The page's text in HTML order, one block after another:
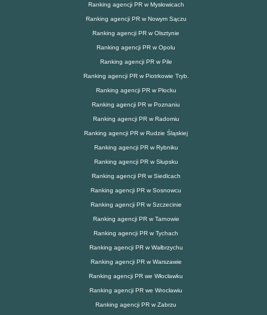
Ranking agencji PR w Mysłowicach
Ranking agencji PR w Nowym Sączu
Ranking agencji PR w Olsztynie
Ranking agencji PR w Opolu
Ranking agencji PR w Pile
Ranking agencji PR w Piotrkowie Tryb.
Ranking agencji PR w Płocku
Ranking agencji PR w Poznaniu
Ranking agencji PR w Radomiu
Ranking agencji PR w Rudzie Śląskiej
Ranking agencji PR w Rybniku
Ranking agencji PR w Słupsku
Ranking agencji PR w Siedlcach
Ranking agencji PR w Sosnowcu
Ranking agencji PR w Szczecinie
Ranking agencji PR w Tarnowie
Ranking agencji PR w Tychach
Ranking agencji PR w Wałbrzychu
Ranking agencji PR w Warszawie
Ranking agencji PR we Włocławku
Ranking agencji PR we Wrocławiu
Ranking agencji PR w Zabrzu